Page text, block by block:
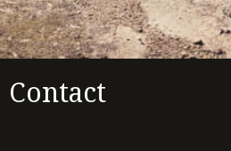
Contact